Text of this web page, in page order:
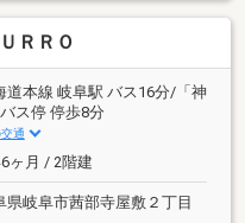
ＲＲＯ
道本線 岐阜駅 バス16分/「神
ス停 停歩8分
通
ヶ月 / 2階建
県岐阜市茜部寺屋敷２丁目